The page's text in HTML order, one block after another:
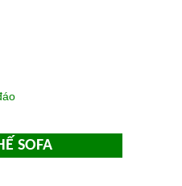
SOFA